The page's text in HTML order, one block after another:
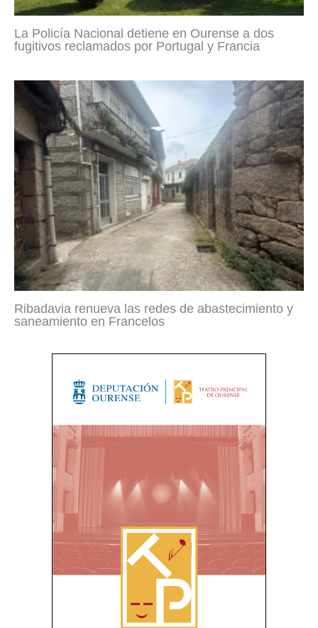
La Policía Nacional detiene en Ourense a dos
fugitivos reclamados por Portugal y Francia
Ribadavia renueva las redes de abastecimiento y
saneamiento en Francelos